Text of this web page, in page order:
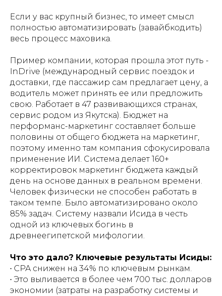
Если у вас крупный бизнес, то имеет смысл
полностью автоматизировать (завайбкодить)
весь процесс маховика.
Пример компании, которая прошла этот путь -
InDrive (международный сервис поездок и
доставки, где пассажир сам предлагает цену, а
водитель может принять ее или предложить
свою. Работает в 47 развивающихся странах,
сервис родом из Якутска). Бюджет на
перформанс-маркетинг составляет больше
половины от общего бюджета на маркетинг,
поэтому именно там компания сфокусировала
применение ИИ. Система делает 160+
корректировок маркетинг бюджета каждый
день на основе данных в реальном времени.
Человек физически не способен работать в
таком темпе. Было автоматизировано около
85% задач. Систему назвали Исида в честь
одной из ключевых богинь в
древнеегипетской мифологии.
Что это дало? Ключевые результаты Исиды:
• CPA снижен на 34% по ключевым рынкам.
• Это выливается в более чем 700 тыс. долларов
экономии (затраты на разработку системы и